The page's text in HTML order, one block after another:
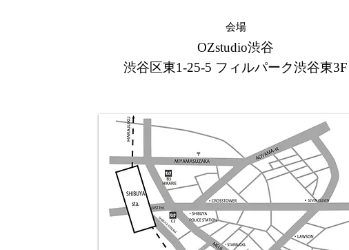
会場
OZstudio渋谷
渋谷区東1-25-5 フィルパーク渋谷東3F